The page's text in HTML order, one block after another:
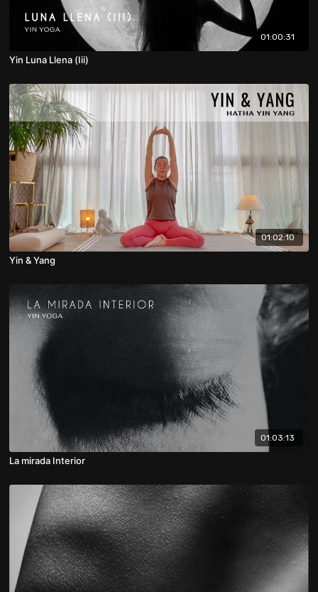
01:00:31
Yin Luna Llena (Iii)
01:02:10
Yin & Yang
01:03:13
La mirada Interior